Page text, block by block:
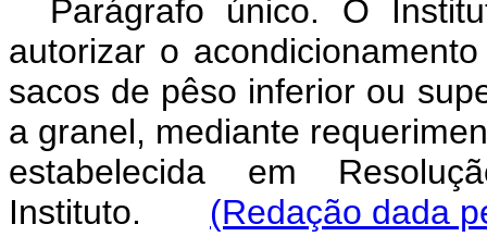
Parágrafo único. O
autorizar o
sacos de pêso inferior ou
a granel, mediante
estabelecida em
Instituto. (Redação dada